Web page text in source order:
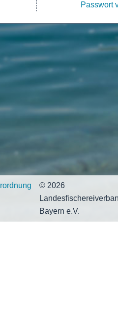
Passwort
© 2026
Bayern e.V.